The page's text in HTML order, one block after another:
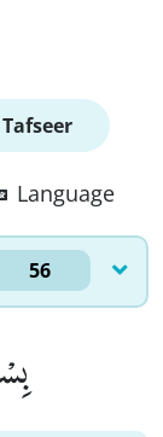
Tafseer
Language
56